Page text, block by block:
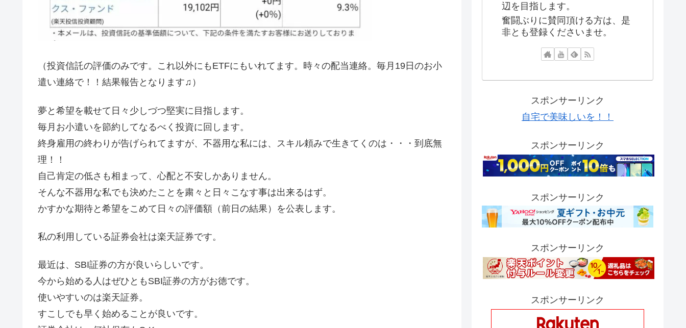
（投資信託の評価のみです。これ以外にもETFにもいれてます。時々の配当連絡。毎月19日のお小
遣い連絡で！！結果報告となります♫）
夢と希望を載せて日々少しづつ堅実に目指します。
毎月お小遣いを節約してなるべく投資に回します。
終身雇用の終わりが告げられてますが、不器用な私には、スキル頼みで生きてくのは・・・到底無
理！！
自己肯定の低さも相まって、心配と不安しかありません。
そんな不器用な私でも決めたことを粛々と日々こなす事は出来るはず。
かすかな期待と希望をこめて日々の評価額（前日の結果）を公表します。
私の利用している証券会社は楽天証券です。
最近は、SBI証券の方が良いらしいです。
今から始める人はぜひともSBI証券の方がお徳です。
使いやすいのは楽天証券。
すこしでも早く始めることが良いです。
辺を目指します。
奮闘ぶりに賛同頂ける方は、是
非とも登録くださいませ。
スポンサーリンク
自宅で美味しいを！！
スポンサーリンク
スポンサーリンク
スポンサーリンク
スポンサーリンク